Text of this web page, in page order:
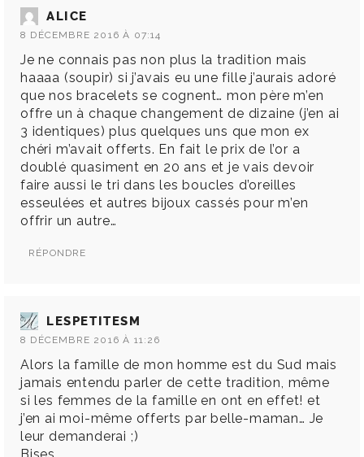
ALICE
8 DÉCEMBRE 2016 À 07:14
Je ne connais pas non plus la tradition mais
haaaa (soupir) si j’avais eu une fille j’aurais adoré
que nos bracelets se cognent… mon père m’en
offre un à chaque changement de dizaine (j’en ai
3 identiques) plus quelques uns que mon ex
chéri m’avait offerts. En fait le prix de l’or a
doublé quasiment en 20 ans et je vais devoir
faire aussi le tri dans les boucles d’oreilles
esseulées et autres bijoux cassés pour m’en
offrir un autre…
RÉPONDRE
LESPETITESM
8 DÉCEMBRE 2016 À 11:26
Alors la famille de mon homme est du Sud mais
jamais entendu parler de cette tradition, même
si les femmes de la famille en ont en effet! et
j’en ai moi-même offerts par belle-maman… Je
leur demanderai ;)